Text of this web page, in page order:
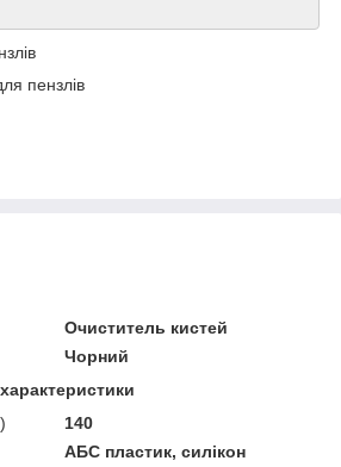
пензлів
Очиститель кистей
Чорний
140
АБС пластик, силікон